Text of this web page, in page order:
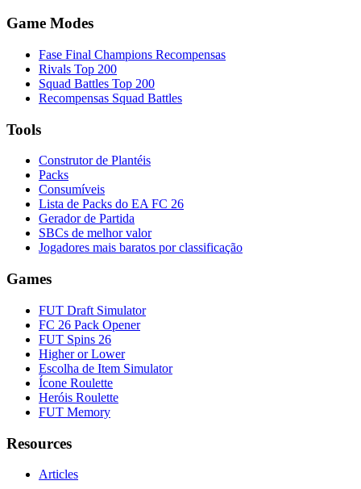
Game Modes
Fase Final Champions Recompensas
Rivals Top 200
Squad Battles Top 200
Recompensas Squad Battles
Tools
Construtor de Plantéis
Packs
Consumíveis
Lista de Packs do EA FC 26
Gerador de Partida
SBCs de melhor valor
Jogadores mais baratos por classificação
Games
FUT Draft Simulator
FC 26 Pack Opener
FUT Spins 26
Higher or Lower
Escolha de Item Simulator
Ícone Roulette
Heróis Roulette
FUT Memory
Resources
Articles